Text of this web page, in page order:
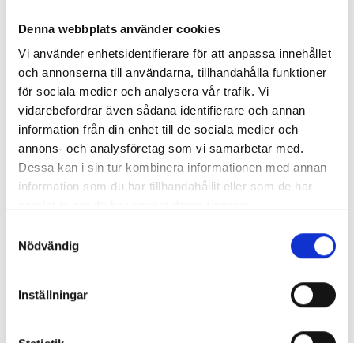
Denna webbplats använder cookies
Vi använder enhetsidentifierare för att anpassa innehållet
och annonserna till användarna, tillhandahålla funktioner
för sociala medier och analysera vår trafik. Vi
vidarebefordrar även sådana identifierare och annan
information från din enhet till de sociala medier och
annons- och analysföretag som vi samarbetar med.
Dessa kan i sin tur kombinera informationen med annan
information som du har tillhandahållit eller som de har
Nödvändig
Inställningar
specialpedagog-utbildning”
Taggar: Debatt Specialpedagogik
"
Annons"